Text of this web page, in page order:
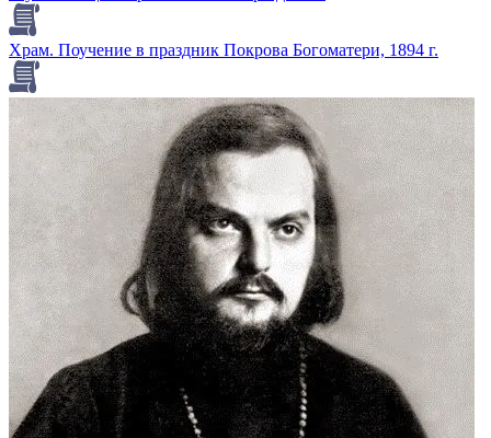
Храм. Поучение в праздник Покрова Богоматери, 1894 г.